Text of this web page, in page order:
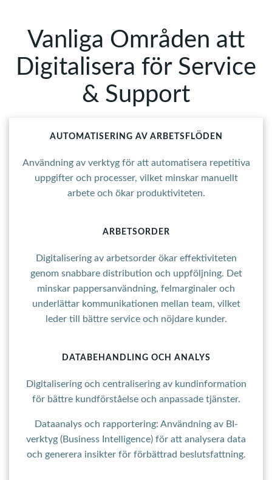
Vanliga Områden att
Digitalisera för Service
& Support
AUTOMATISERING AV ARBETSFLÖDEN
Användning av verktyg för att automatisera repetitiva
uppgifter och processer, vilket minskar manuellt
arbete och ökar produktiviteten.
ARBETSORDER
Digitalisering av arbetsorder ökar effektiviteten
genom snabbare distribution och uppföljning. Det
minskar pappersanvändning, felmarginaler och
underlättar kommunikationen mellan team, vilket
leder till bättre service och nöjdare kunder.
DATABEHANDLING OCH ANALYS
Digitalisering och centralisering av kundinformation
för bättre kundförståelse och anpassade tjänster.
Dataanalys och rapportering: Användning av BI-
verktyg (Business Intelligence) för att analysera data
och generera insikter för förbättrad beslutsfattning.